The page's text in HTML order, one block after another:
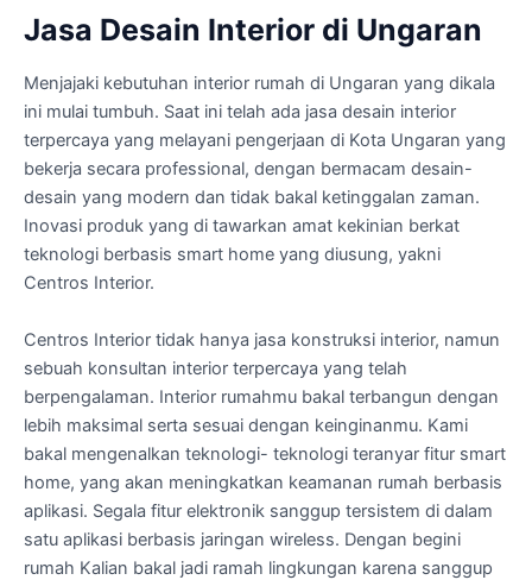
Jasa Desain Interior di Ungaran
Menjajaki kebutuhan interior rumah di Ungaran yang dikala
ini mulai tumbuh. Saat ini telah ada jasa desain interior
terpercaya yang melayani pengerjaan di Kota Ungaran yang
bekerja secara professional, dengan bermacam desain-
desain yang modern dan tidak bakal ketinggalan zaman.
Inovasi produk yang di tawarkan amat kekinian berkat
teknologi berbasis smart home yang diusung, yakni
Centros Interior.
Centros Interior tidak hanya jasa konstruksi interior, namun
sebuah konsultan interior terpercaya yang telah
berpengalaman. Interior rumahmu bakal terbangun dengan
lebih maksimal serta sesuai dengan keinginanmu. Kami
bakal mengenalkan teknologi- teknologi teranyar fitur smart
home, yang akan meningkatkan keamanan rumah berbasis
aplikasi. Segala fitur elektronik sanggup tersistem di dalam
satu aplikasi berbasis jaringan wireless. Dengan begini
rumah Kalian bakal jadi ramah lingkungan karena sanggup